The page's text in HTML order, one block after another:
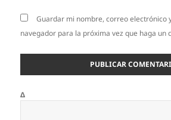
Guardar mi nombre, correo electrónico
navegador para la próxima vez que haga un
Δ